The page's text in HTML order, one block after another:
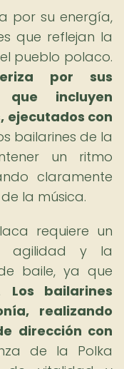
por su energía,
que reflejan la
pueblo polaco.
por sus
que incluyen
ejecutados con
bailarines de la
un ritmo
claramente
la música.
requiere un
agilidad y la
baile, ya que
Los bailarines
realizando
dirección con
de la Polka